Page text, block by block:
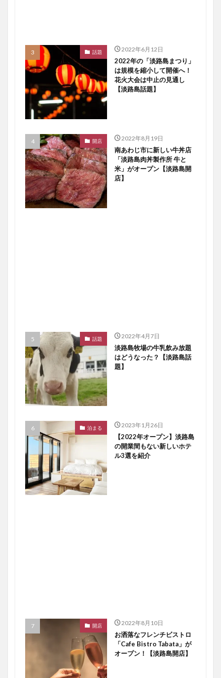
話題 2022年6月12日
2022年の「淡路島まつり」
は規模を縮小して開催へ！
花火大会は中止の見通し
【淡路島話題】
開店 2022年8月19日
南あわじ市に新しい牛丼店
「淡路島肉丼製作所 牛と
米」がオープン【淡路島開
店】
話題 2022年4月7日
淡路島牧場の牛乳飲み放題
はどうなった？【淡路島話
題】
泊まる 2023年1月26日
【2022年オープン】淡路島
の開業間もない新しいホテ
ル3選を紹介
開店 2022年8月10日
お洒落なフレンチビストロ
「Cafe Bistro Tabata」が
オープン！【淡路島開店】